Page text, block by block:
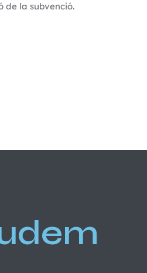
de la subvenció.